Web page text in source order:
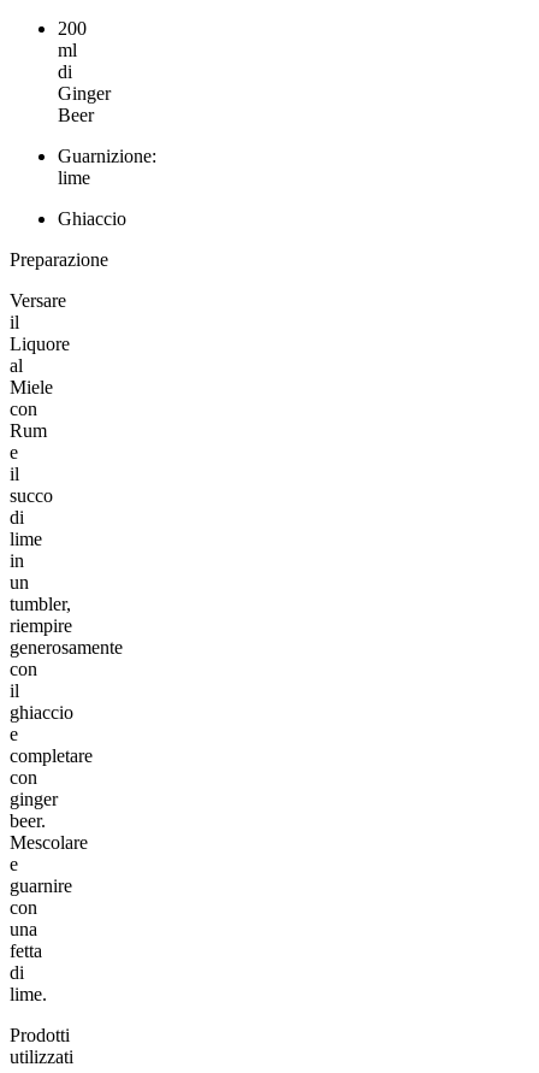
200
ml
di
Ginger
Beer
Guarnizione:
lime
Ghiaccio
Preparazione
Versare
il
Liquore
al
Miele
con
Rum
e
il
succo
di
lime
in
un
tumbler,
riempire
generosamente
con
il
ghiaccio
e
completare
con
ginger
beer.
Mescolare
e
guarnire
con
una
fetta
di
lime.
Prodotti
utilizzati